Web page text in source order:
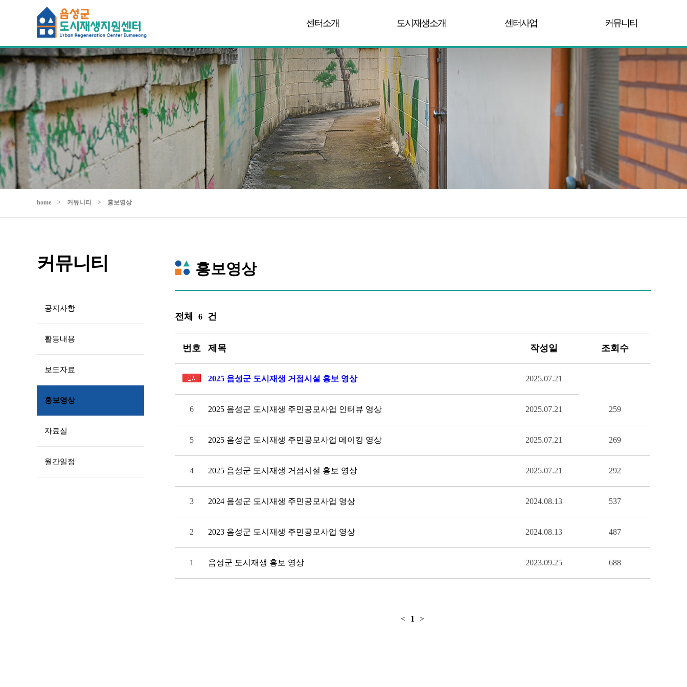
센터소개 도시재생소개 센터사업 커뮤니티
home > 커뮤니티 > 홍보영상
커뮤니티
공지사항
활동내용
보도자료
홍보영상
자료실
월간일정
홍보영상
전체 6 건
번호 제목 작성일 조회수
2025 음성군 도시재생 거점시설 홍보 영상 2025.07.21
6 2025 음성군 도시재생 주민공모사업 인터뷰 영상 2025.07.21 259
5 2025 음성군 도시재생 주민공모사업 메이킹 영상 2025.07.21 269
4 2025 음성군 도시재생 거점시설 홍보 영상 2025.07.21 292
3 2024 음성군 도시재생 주민공모사업 영상 2024.08.13 537
2 2023 음성군 도시재생 주민공모사업 영상 2024.08.13 487
1 음성군 도시재생 홍보 영상 2023.09.25 688
< 1 >